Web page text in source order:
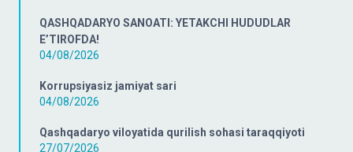
QASHQADARYO SANOATI: YETAKCHI HUDUDLAR
E’TIROFDA!
04/08/2026
Korrupsiyasiz jamiyat sari
04/08/2026
Qashqadaryo viloyatida qurilish sohasi taraqqiyoti
27/07/2026